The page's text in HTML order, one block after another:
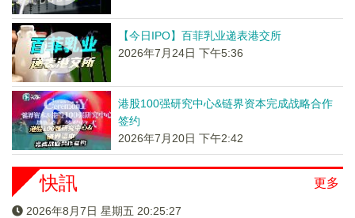
【今日IPO】百菲乳业递表港交所
2026年7月24日 下午5:36
港股100强研究中心&链界资本完成战略合作
签约
2026年7月20日 下午2:42
更多
快訊
2026年8月7日 星期五 20:25:27